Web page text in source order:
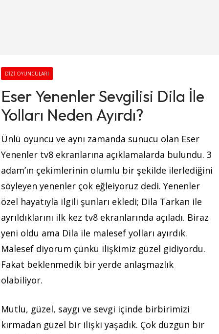
DIZI OYUNCULARI
Eser Yenenler Sevgilisi Dila İle
Yolları Neden Ayırdı?
Ünlü oyuncu ve aynı zamanda sunucu olan Eser
Yenenler tv8 ekranlarına açıklamalarda bulundu. 3
adam’ın çekimlerinin olumlu bir şekilde ilerlediğini
söyleyen yenenler çok eğleiyoruz dedi. Yenenler
özel hayatıyla ilgili şunları ekledi; Dila Tarkan ile
ayrıldıklarını ilk kez tv8 ekranlarında açıladı. Biraz
yeni oldu ama Dila ile malesef yolları ayırdık.
Malesef diyorum çünkü ilişkimiz güzel gidiyordu.
Fakat beklenmedik bir yerde anlaşmazlık
olabiliyor.
Mutlu, güzel, saygı ve sevgi içinde birbirimizi
kırmadan güzel bir ilişki yaşadık. Çok düzgün bir